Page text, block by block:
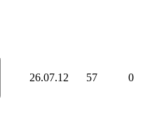
26.07.12 57 0